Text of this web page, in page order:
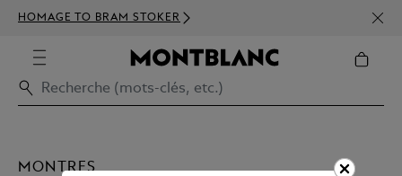
HOMAGE TO BRAM STOKER
350€
MONTRES